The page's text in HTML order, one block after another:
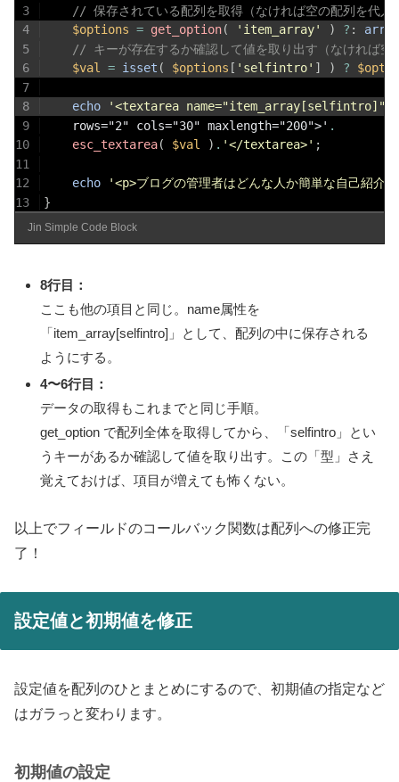
3
// 保存されている配列を取得（なければ空の配列を代入
4
$options = get_option( 'item_array' ) ? :
array
5
// キーが存在するか確認して値を取り出す（なければ空
6
$val = isset ( $options [ 'selfintro' ] ) ?
7
8
echo
'<textarea
9
	rows="2" cols="30" maxlength="200">'
.
10
esc_textarea( $val ) . '</textarea>' ;
11
12
echo
'<p>ブログの管理者はどんな人か簡単な自己紹介
13
}
Jin Simple Code Block
8行目：
ここも他の項目と同じ。name属性を
「item_array[selfintro]」として、配列の中に保存される
ようにする。
4〜6行目：
データの取得もこれまでと同じ手順。
get_option で配列全体を取得してから、「selfintro」とい
うキーがあるか確認して値を取り出す。この「型」さえ
覚えておけば、項目が増えても怖くない。
以上でフィールドのコールバック関数は配列への修正完
了！
設定値と初期値を修正
設定値を配列のひとまとめにするので、初期値の指定など
はガラっと変わります。
初期値の設定